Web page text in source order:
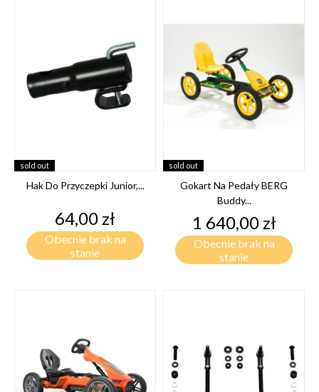
sold out
Hak Do Przyczepki Junior,...
Cena
64,00 zł
Obecnie brak na
stanie
sold out
Gokart Na Pedały BERG
Buddy...
Cena
1 640,00 zł
Obecnie brak na
stanie